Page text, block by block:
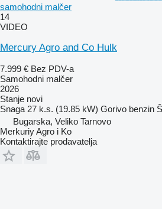
samohodni malčer
14
VIDEO
Mercury Agro and Co Hulk
7.999 € Bez PDV-a
Samohodni malčer
2026
Stanje novi
Snaga 27 k.s. (19.85 kW) Gorivo benzin
Bugarska, Veliko Tarnovo
Merkuriy Agro i Ko
Kontaktirajte prodavatelja